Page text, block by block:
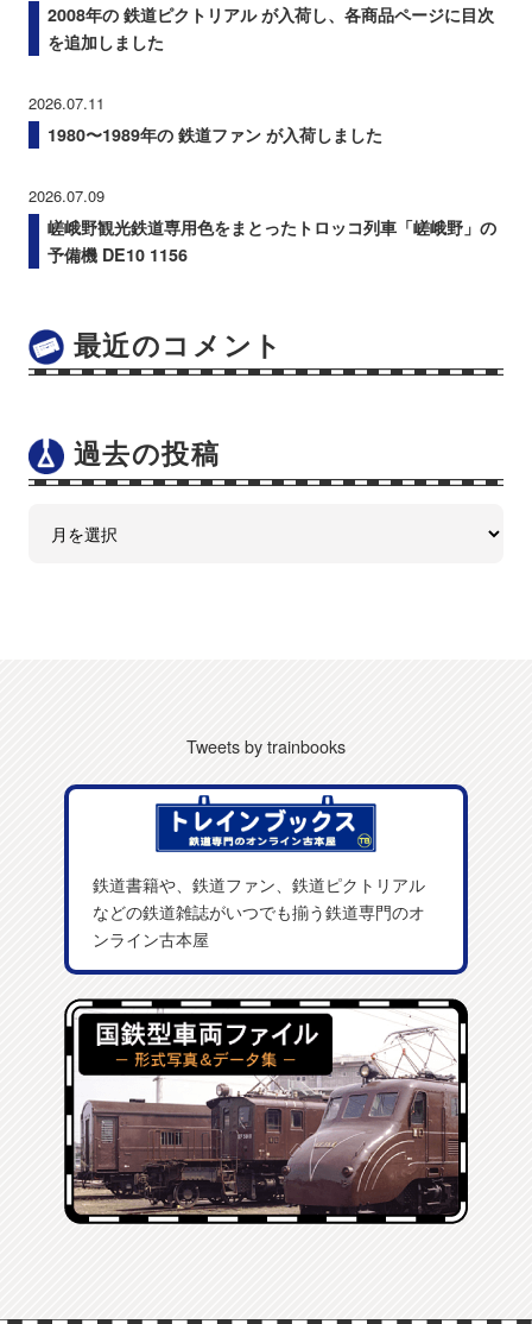
2008年の 鉄道ピクトリアル が入荷し、各商品ページに目次
を追加しました
2026.07.11
1980〜1989年の 鉄道ファン が入荷しました
2026.07.09
嵯峨野観光鉄道専用色をまとったトロッコ列車「嵯峨野」の
予備機 DE10 1156
最近のコメント
過去の投稿
Tweets by trainbooks
鉄道書籍や、鉄道ファン、鉄道ピクトリアル
などの鉄道雑誌がいつでも揃う鉄道専門のオ
ンライン古本屋